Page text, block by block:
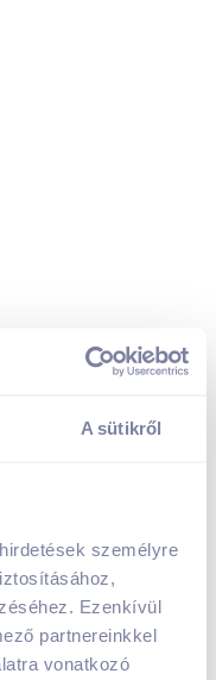
A sütikről
személyre
Ezenkívül
partnereinkkel
vonatkozó
pezsgő 0,2 l
db(27% áfa)
/db